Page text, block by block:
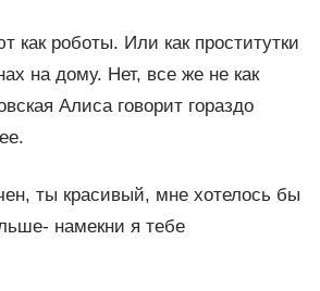
как роботы. Или как проститутки
на дому. Нет, все же не как
Алиса говорит гораздо
ты красивый, мне хотелось бы
намекни я тебе